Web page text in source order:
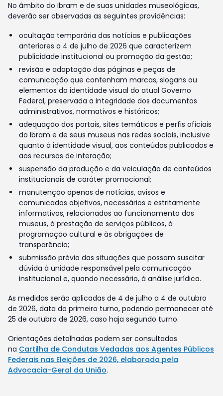
No âmbito do Ibram e de suas unidades museológicas,
deverão ser observadas as seguintes providências:
ocultação temporária das notícias e publicações
anteriores a 4 de julho de 2026 que caracterizem
publicidade institucional ou promoção da gestão;
revisão e adaptação das páginas e peças de
comunicação que contenham marcas, slogans ou
elementos da identidade visual do atual Governo
Federal, preservada a integridade dos documentos
administrativos, normativos e históricos;
adequação dos portais, sites temáticos e perfis oficiais
do Ibram e de seus museus nas redes sociais, inclusive
quanto à identidade visual, aos conteúdos publicados e
aos recursos de interação;
suspensão da produção e da veiculação de conteúdos
institucionais de caráter promocional;
manutenção apenas de notícias, avisos e
comunicados objetivos, necessários e estritamente
informativos, relacionados ao funcionamento dos
museus, à prestação de serviços públicos, à
programação cultural e às obrigações de
transparência;
submissão prévia das situações que possam suscitar
dúvida à unidade responsável pela comunicação
institucional e, quando necessário, à análise jurídica.
As medidas serão aplicadas de 4 de julho a 4 de outubro
de 2026, data do primeiro turno, podendo permanecer até
25 de outubro de 2026, caso haja segundo turno.
Orientações detalhadas podem ser consultadas
na Cartilha de Condutas Vedadas aos Agentes Públicos
Federais nas Eleições de 2026, elaborada pela
Advocacia-Geral da União.